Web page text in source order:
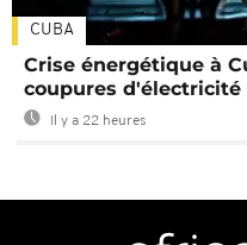
CUBA
Crise énergétique à
coupures d'électricité
Il y a 22 heures